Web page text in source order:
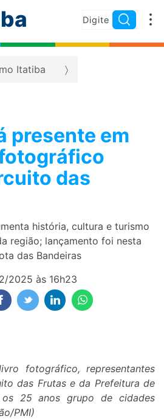
Itatiba
presente em
das
história, cultura e turismo
região; lançamento foi nesta
das Bandeiras
2025 às 16h23
fotográfico, representantes
das Frutas e da Prefeitura de
25 anos grupo de cidades
PMI)